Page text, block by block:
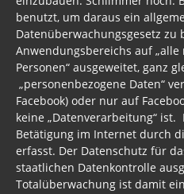
benutzt, um daraus ein
Datenüberwachungsgesetz zu
Anwendungsbereichs auf
Personen“ ausgeweitet, ganz
„personenbezogene Daten“
Facebook) oder nur auf
keine „Datenverarbeitung“
Betätigung im Internet durch
erfasst. Der Datenschutz für
staatlichen Datenkontrolle
Totalüberwachung ist damit